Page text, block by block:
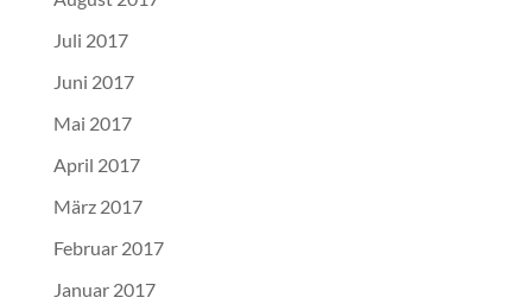
Juli 2017
Juni 2017
Mai 2017
April 2017
März 2017
Februar 2017
Januar 2017